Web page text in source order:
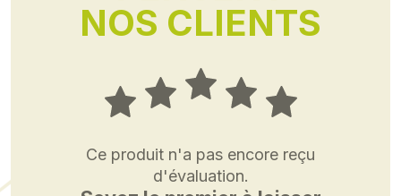
NOS CLIENTS
Ce produit n'a pas encore reçu
d'évaluation.